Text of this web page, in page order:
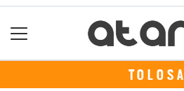
TOLOSA